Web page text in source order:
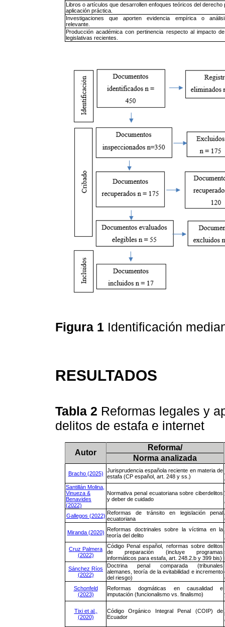
Libros o artículos que desarrollen enfoques teóricos del derecho
aplicación práctica.
Investigaciones que aporten evidencia empírica o
relevante.
Producción académica con pertinencia respecto al impacto
legislativas recientes.
Figura 1 Identificación
RESULTADOS
Tabla 2 Reformas legales y
delitos de estafa e internet
Autor
Reforma/
Norma analizada
Bracho (2025)
Jurisprudencia española reciente en materia de
estafa (CP español, art. 248 y ss.)
Santillán Molina,
Vinueza &
Benavides
(2022)
Normativa penal ecuatoriana sobre ciberdelitos
y deber de cuidado
Gallegos (2022) Reformas de tránsito en legislación penal
ecuatoriana
Miranda (2020)
Reformas doctrinales sobre la víctima en la
teoría del delito
Cruz Palmera
(2022)
Código Penal español, reformas sobre delitos
de preparación (incluye programas
informáticos para estafa, art. 248.2.b y 399 bis)
Sánchez Ríos
(2022)
Doctrina penal comparada (tribunales
alemanes, teoría de la evitabilidad e incremento
del riesgo)
Schonfeld
(2023)
Reformas dogmáticas en causalidad e
imputación (funcionalismo vs. finalismo)
Tixi et al.,
(2020)
Código Orgánico Integral Penal (COIP) de
Ecuador